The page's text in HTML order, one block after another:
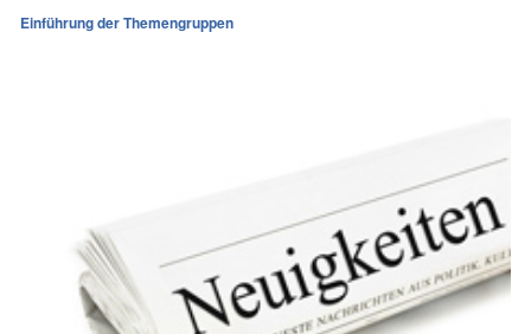
Einführung der Themengruppen